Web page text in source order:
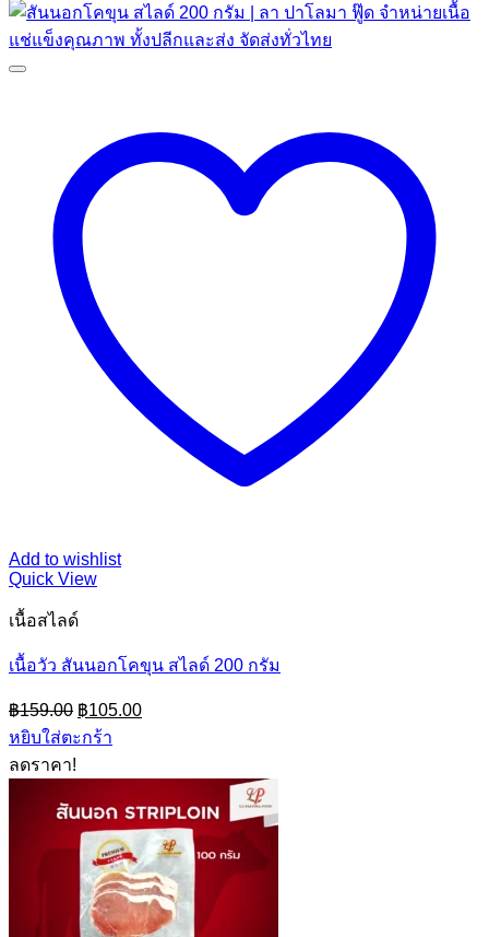
Add to wishlist
Quick View
เนื้อสไลด์
เนื้อวัว สันนอกโคขุน สไลด์ 200 กรัม
฿159.00 Original
price
was:
฿105.00Current
price
หยิบใส่ตะกร้า
ลดราคา!